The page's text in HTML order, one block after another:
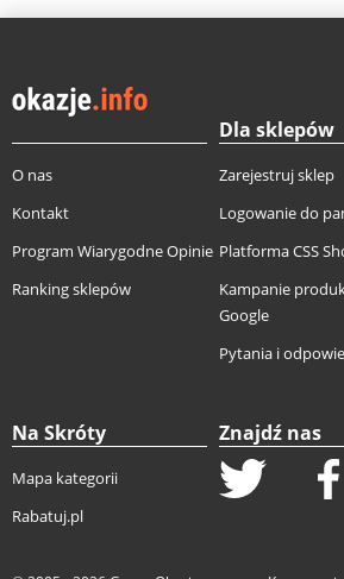
O nas
Kontakt
Program Wiarygodne Opinie
Ranking sklepów
Dla sklepów
Zarejestruj sklep
Logowanie do
Platforma CSS
Kampanie
Google
Pytania i
Na Skróty
Mapa kategorii
Rabatuj.pl
Znajdź nas